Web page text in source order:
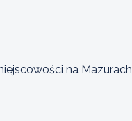
na Mazurach